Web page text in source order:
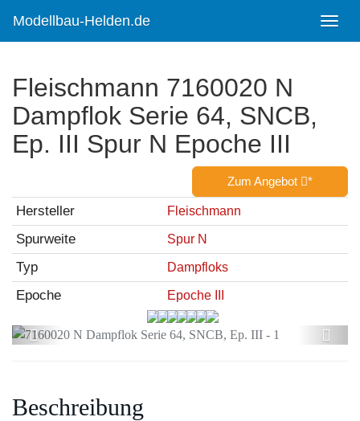
main
content
Modellbau-Helden.de
Fleischmann 7160020 N
Dampflok Serie 64, SNCB,
Ep. III Spur N Epoche III
Zum Angebot *
Hersteller Fleischmann
Spurweite Spur N
Typ Dampfloks
Epoche Epoche III
Beschreibung